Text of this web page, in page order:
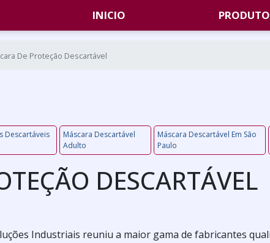
INICIO
De Proteção Descartável
Descartáveis
Máscara Descartável
Adulto
Máscara Descartável Em São
Paulo
DESCARTÁVEL
Industriais reuniu a maior gama de fabricantes